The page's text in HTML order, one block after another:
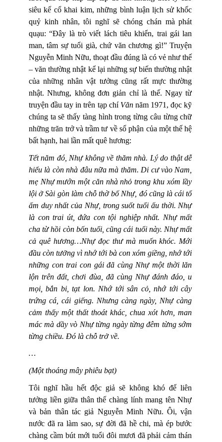
siêu kế cổ khai kim, những bình luận lịch sử khốc
quỷ kinh nhân, tôi nghĩ sẽ chóng chán mà phát
quạu: “Đây là trò viết lách tiêu khiển, trai gái lan
man, tâm sự tuổi già, chứ văn chương gì!” Truyện
Nguyễn Minh Nữu, thoạt đầu đúng là có vẻ như thế
– văn thường nhật kể lại những sự biến thường nhật
của những nhân vật tưởng cũng rất mực thường
nhật. Nhưng, không đơn giản chỉ là thế. Ngay từ
truyện đầu tay in trên tạp chí Vănnăm 1971, đọc kỹ
chúng ta sẽ thấy tàng hình trong từng câu từng chữ
những trăn trở và trầm tư về số phận của một thế hệ
bất hạnh, hai lần mất quê hương:
Tết năm đó, Nhự không về thăm nhà. Lý do thật dễ
hiểu là còn nhà đâu nữa mà thăm. Di cư vào Nam,
mẹ Nhự mướn một căn nhà nhỏ trong khu xóm lầy
lội ở Sài gòn làm chỗ thờ bố Nhự, đó cũng là cái tổ
ấm duy nhất của Nhự, trong suốt tuổi ấu thời. Nhự
là con trai út, đứa con tội nghiệp nhất. Nhự mất
cha từ hồi còn bốn tuổi, cũng cái tuổi này. Nhự mất
cả quê hương…Nhự đọc thư mà muốn khóc. Mới
đầu còn tưởng vì nhớ tới bà con xóm giềng, nhớ tới
những con trai con gái đã cùng Nhự một thời lăn
lộn trên đất, chơi đùa, đã cùng Nhự đánh đáo, u
mọi, bắn bi, tạt lon. Nhớ tới sân cỏ, nhớ tới cây
trứng cá, cái giếng. Nhưng càng ngày, Nhự càng
cảm thấy một thất thoát khác, chua xót hơn, man
mác mà dầy vò Nhự từng ngày từng đêm từng sớm
từng chiều. Đó là chỗ trở về.
…
(Một thoáng mây phiêu bạt)
Tôi nghĩ hầu hết độc giả sẽ không khó để liên
tưởng liền giữa thân thế chàng lính mang tên Nhự
và bản thân tác giả Nguyễn Minh Nữu. Ôi, vận
nước đã ra làm sao, sự đời đã hề chi, mà ép bước
chàng cầm bút mới tuổi đôi mươi đã phải cảm thán